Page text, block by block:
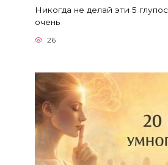
Никогда не делай эти 5
очень
26